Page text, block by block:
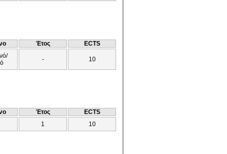
Έτος ECTS
- 10
Έτος
ECTS
1 10